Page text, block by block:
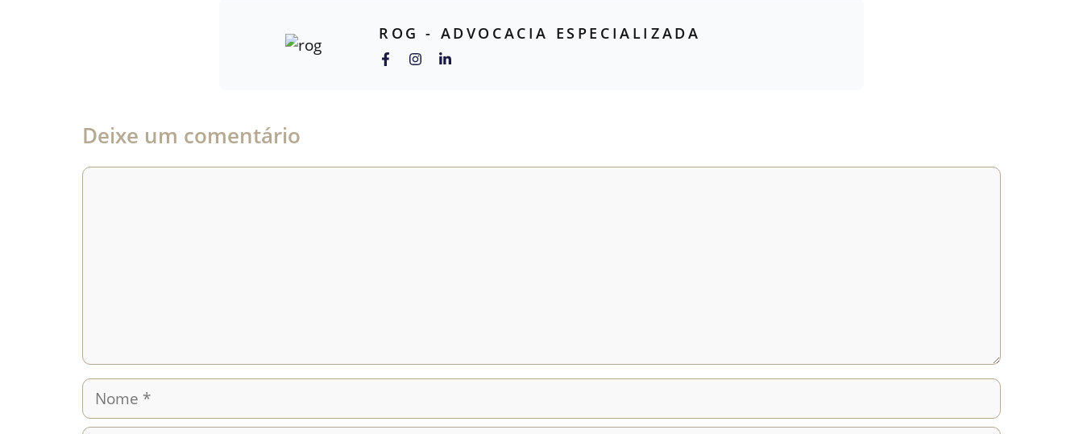
ROG - ADVOCACIA ESPECIALIZADA
Deixe um comentário
Comentário
Nome